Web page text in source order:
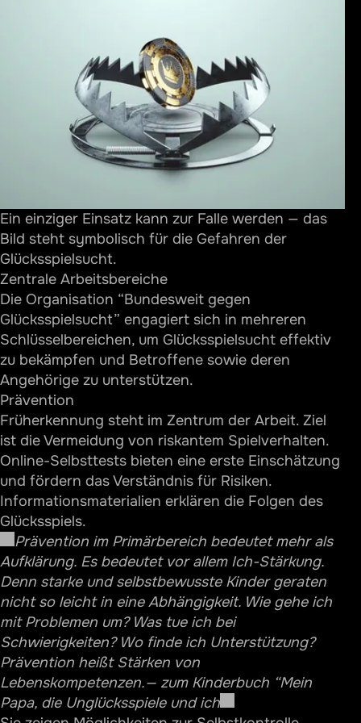
Ein einziger Einsatz kann zur Falle werden — das
Bild steht symbolisch für die Gefahren der
Glücksspielsucht.
Zentrale Arbeitsbereiche
Die Organisation “Bundesweit gegen
Glücksspielsucht” engagiert sich in mehreren
Schlüsselbereichen, um Glücksspielsucht effektiv
zu bekämpfen und Betroffene sowie deren
Angehörige zu unterstützen.
Prävention
Früherkennung steht im Zentrum der Arbeit. Ziel
ist die Vermeidung von riskantem Spielverhalten.
Online-Selbsttests bieten eine erste Einschätzung
und fördern das Verständnis für Risiken.
Informationsmaterialien erklären die Folgen des
Glücksspiels.
Prävention im Primärbereich bedeutet mehr als
Aufklärung. Es bedeutet vor allem Ich-Stärkung.
Denn starke und selbstbewusste Kinder geraten
nicht so leicht in eine Abhängigkeit. Wie gehe ich
mit Problemen um? Was tue ich bei
Schwierigkeiten? Wo finde ich Unterstützung?
Prävention heißt Stärken von
Lebenskompetenzen.— zum Kinderbuch “Mein
Papa, die Unglücksspiele und ich